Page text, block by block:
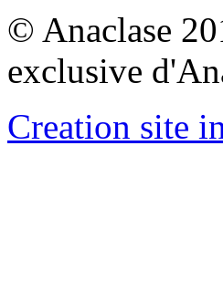
© Anaclase
exclusive
Creation site